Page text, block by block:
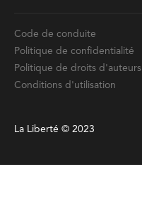
Code de conduite
Politique de confidentialité
Politique de droits d'auteurs
Conditions d'utilisation
La Liberté © 2023